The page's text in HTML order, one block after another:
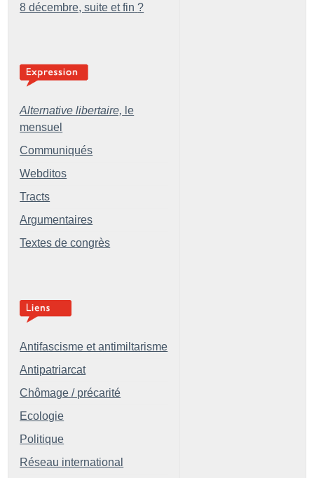
8 décembre, suite et fin ?
Alternative libertaire, le
mensuel
Communiqués
Webditos
Tracts
Argumentaires
Textes de congrès
Antifascisme et antimiltarisme
Antipatriarcat
Chômage / précarité
Ecologie
Politique
Réseau international